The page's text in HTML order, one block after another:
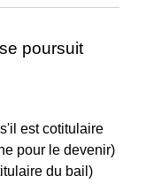
poursuit
est cotitulaire
pour le devenir)
du bail)